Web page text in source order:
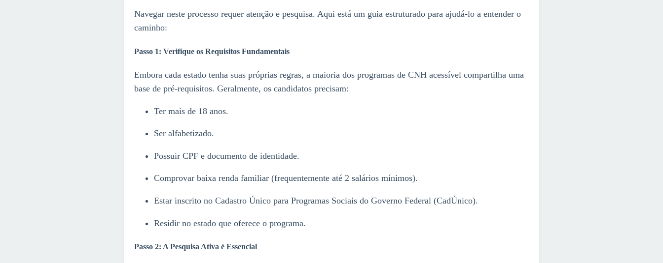
Navegar neste processo requer atenção e pesquisa. Aqui está um guia estruturado para ajudá-lo a entender o
caminho:
Passo 1: Verifique os Requisitos Fundamentais
Embora cada estado tenha suas próprias regras, a maioria dos programas de CNH acessível compartilha uma
base de pré-requisitos. Geralmente, os candidatos precisam:
Ter mais de 18 anos.
Ser alfabetizado.
Possuir CPF e documento de identidade.
Comprovar baixa renda familiar (frequentemente até 2 salários mínimos).
Estar inscrito no Cadastro Único para Programas Sociais do Governo Federal (CadÚnico).
Residir no estado que oferece o programa.
Passo 2: A Pesquisa Ativa é Essencial